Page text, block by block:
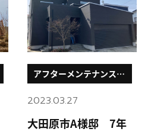
大田原市A様邸 7年
アフターメンテナンスブ
2023.03.27